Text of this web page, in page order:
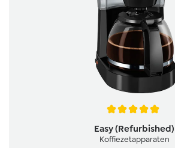
Gemiddelde waardering van 5 van 5
Easy (Refurbished)
Koffiezetapparaten